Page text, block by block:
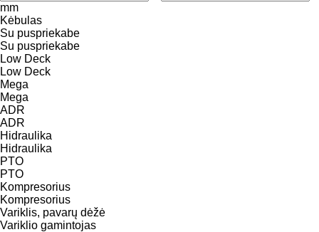
mm
Kėbulas
Su puspriekabe
Su puspriekabe
Low Deck
Low Deck
Mega
Mega
ADR
ADR
Hidraulika
Hidraulika
PTO
PTO
Kompresorius
Kompresorius
Variklis, pavarų dėžė
Variklio gamintojas